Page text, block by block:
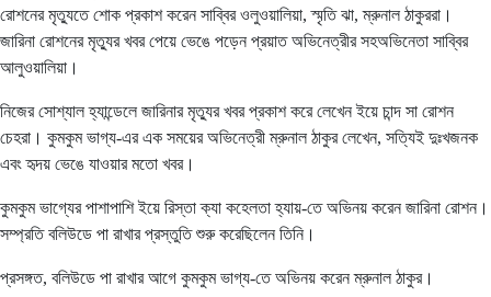
রোশনের মৃত্যুতে শোক প্রকাশ করেন সাব্বির ওলুওয়ালিয়া, স্মৃতি ঝা, ম্রুনাল ঠাকুররা।
জারিনা রোশনের মৃত্যুর খবর পেয়ে ভেঙে পড়েন প্রয়াত অভিনেত্রীর সহঅভিনেতা সাব্বির
আলুওয়ালিয়া।
নিজের সোশ্যাল হ্যান্ডেলে জারিনার মৃত্যুর খবর প্রকাশ করে লেখেন ইয়ে চান্দ সা রোশন
চেহরা। কুমকুম ভাগ্য-এর এক সময়ের অভিনেত্রী ম্রুনাল ঠাকুর লেখেন, সত্যিই দুঃখজনক
এবং হৃদয় ভেঙে যাওয়ার মতো খবর।
কুমকুম ভাগ্যের পাশাপাশি ইয়ে রিস্তা ক্যা কহেলতা হ্যায়-তে অভিনয় করেন জারিনা রোশন।
সম্প্রতি বলিউডে পা রাখার প্রস্তুতি শুরু করেছিলেন তিনি।
প্রসঙ্গত, বলিউডে পা রাখার আগে কুমকুম ভাগ্য-তে অভিনয় করেন ম্রুনাল ঠাকুর।